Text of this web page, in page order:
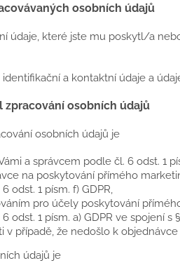
osobních údajů
údaje, které jste mu poskytl/a
identifikační a kontaktní údaje a
zpracování osobních údajů
osobních údajů je
a správcem podle čl. 6 odst. 1
na poskytování přímého
odst. 1 písm. f) GDPR,
pro účely poskytování
odst. 1 písm. a) GDPR ve spojení
v případě, že nedošlo k objednávce
údajů je